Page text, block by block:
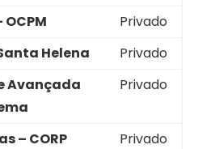
OCPM
Privado
Helena
Privado
Avançada
Privado
– CORP
Privado